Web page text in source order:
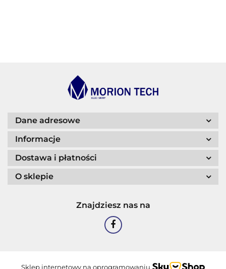
Dane adresowe
Informacje
Dostawa i płatności
O sklepie
Znajdziesz nas na
Sklep internetowy na oprogramowaniu